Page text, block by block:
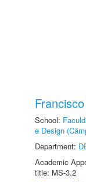
School:
e Design
Department:
Academic
title: MS-3.2